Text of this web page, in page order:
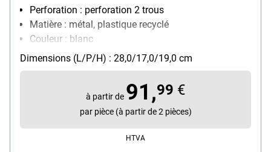
Perforation : perforation 2 trous
Matière : métal, plastique recyclé
Couleur : blanc
Dimensions (L/P/H) : 28,0/17,0/19,0 cm
à partir de 91,99 €
par pièce (à partir de 2 pièces)
HTVA